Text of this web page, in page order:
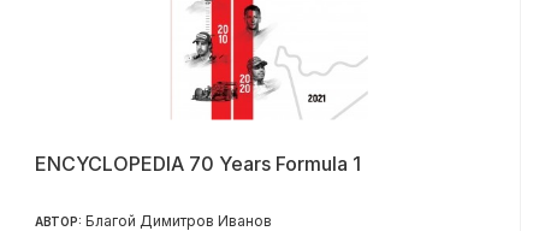
ENCYCLOPEDIA 70 Years Formula 1
АВТОР: Благой Димитров Иванов